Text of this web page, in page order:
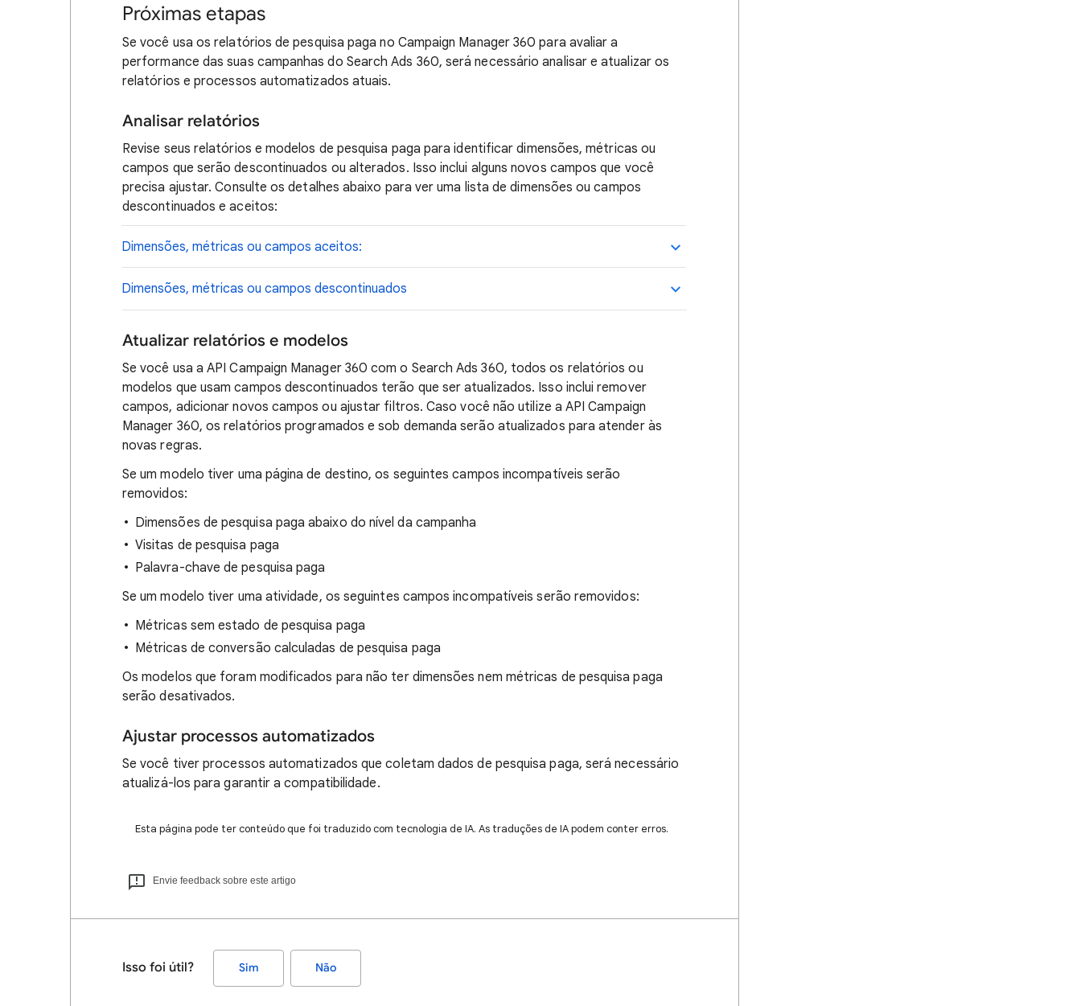
Próximas etapas
Se você usa os relatórios de pesquisa paga no Campaign Manager 360 para avaliar a
performance das suas campanhas do Search Ads 360, será necessário analisar e atualizar os
relatórios e processos automatizados atuais.
Analisar relatórios
Revise seus relatórios e modelos de pesquisa paga para identificar dimensões, métricas ou
campos que serão descontinuados ou alterados. Isso inclui alguns novos campos que você
precisa ajustar. Consulte os detalhes abaixo para ver uma lista de dimensões ou campos
descontinuados e aceitos:
Dimensões, métricas ou campos aceitos:
Dimensões, métricas ou campos descontinuados
Atualizar relatórios e modelos
Se você usa a API Campaign Manager 360 com o Search Ads 360, todos os relatórios ou
modelos que usam campos descontinuados terão que ser atualizados. Isso inclui remover
campos, adicionar novos campos ou ajustar filtros. Caso você não utilize a API Campaign
Manager 360, os relatórios programados e sob demanda serão atualizados para atender às
novas regras.
Se um modelo tiver uma página de destino, os seguintes campos incompatíveis serão
removidos:
Dimensões de pesquisa paga abaixo do nível da campanha
Visitas de pesquisa paga
Palavra-chave de pesquisa paga
Se um modelo tiver uma atividade, os seguintes campos incompatíveis serão removidos:
Métricas sem estado de pesquisa paga
Métricas de conversão calculadas de pesquisa paga
Os modelos que foram modificados para não ter dimensões nem métricas de pesquisa paga
serão desativados.
Ajustar processos automatizados
Se você tiver processos automatizados que coletam dados de pesquisa paga, será necessário
atualizá-los para garantir a compatibilidade.
Esta página pode ter conteúdo que foi traduzido com tecnologia de IA. As traduções de IA podem conter erros.
Envie feedback sobre este artigo
Isso foi útil? Sim Não